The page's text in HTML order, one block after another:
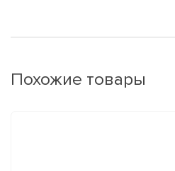
Похожие товары